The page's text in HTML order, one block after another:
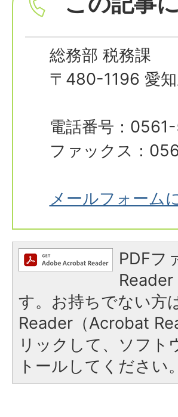
総務部 税務課
〒480-1196 愛
電話番号：
ファックス：
メールフォーム
PDFフ
す。お持ちでない方
Reader（Acrobat
リックして、ソフト
トールしてください。